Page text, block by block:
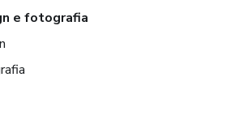
e fotografia